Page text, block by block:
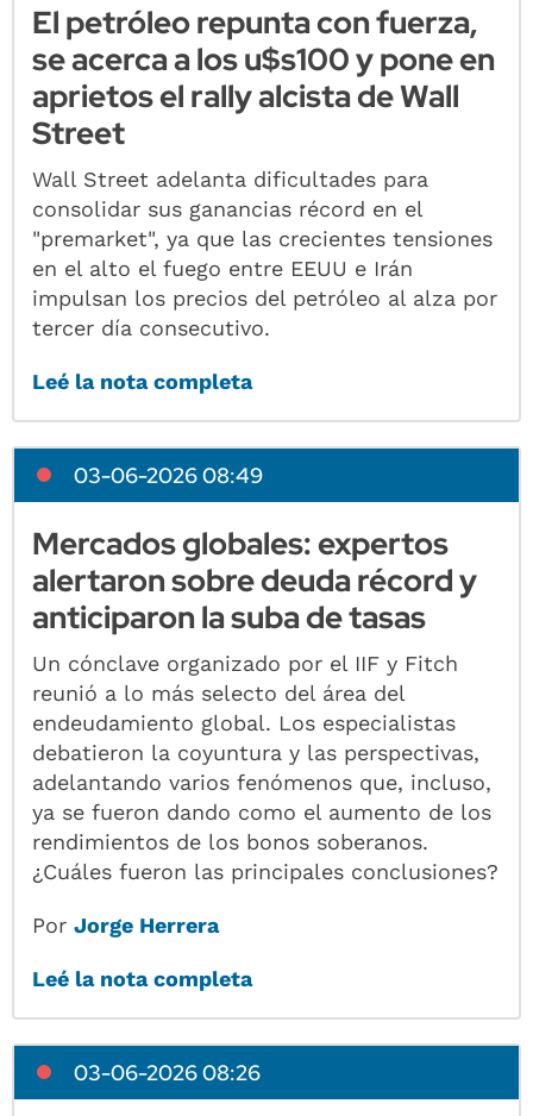
El petróleo repunta con fuerza,
se acerca a los u$s100 y pone en
aprietos el rally alcista de Wall
Street
Wall Street adelanta dificultades para
consolidar sus ganancias récord en el
"premarket", ya que las crecientes tensiones
en el alto el fuego entre EEUU e Irán
impulsan los precios del petróleo al alza por
tercer día consecutivo.
Leé la nota completa
03-06-2026 08:49
Mercados globales: expertos
alertaron sobre deuda récord y
anticiparon la suba de tasas
Un cónclave organizado por el IIF y Fitch
reunió a lo más selecto del área del
endeudamiento global. Los especialistas
debatieron la coyuntura y las perspectivas,
adelantando varios fenómenos que, incluso,
ya se fueron dando como el aumento de los
rendimientos de los bonos soberanos.
¿Cuáles fueron las principales conclusiones?
PorJorge Herrera
Leé la nota completa
03-06-2026 08:26